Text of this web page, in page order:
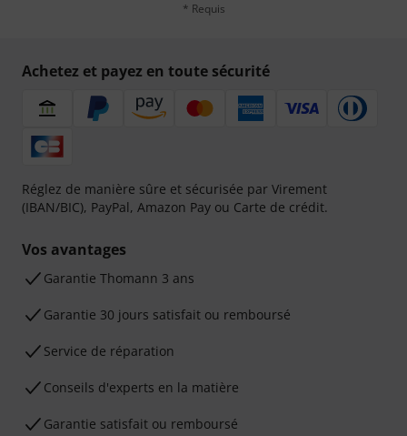
* Requis
Achetez et payez en toute sécurité
Réglez de manière sûre et sécurisée par Virement
(IBAN/BIC), PayPal, Amazon Pay ou Carte de crédit.
Vos avantages
Ga­ran­tie Thomann 3 ans
Garantie 30 jours satisfait ou remboursé
Service de réparation
Conseils d'experts en la matière
Garantie satisfait ou remboursé